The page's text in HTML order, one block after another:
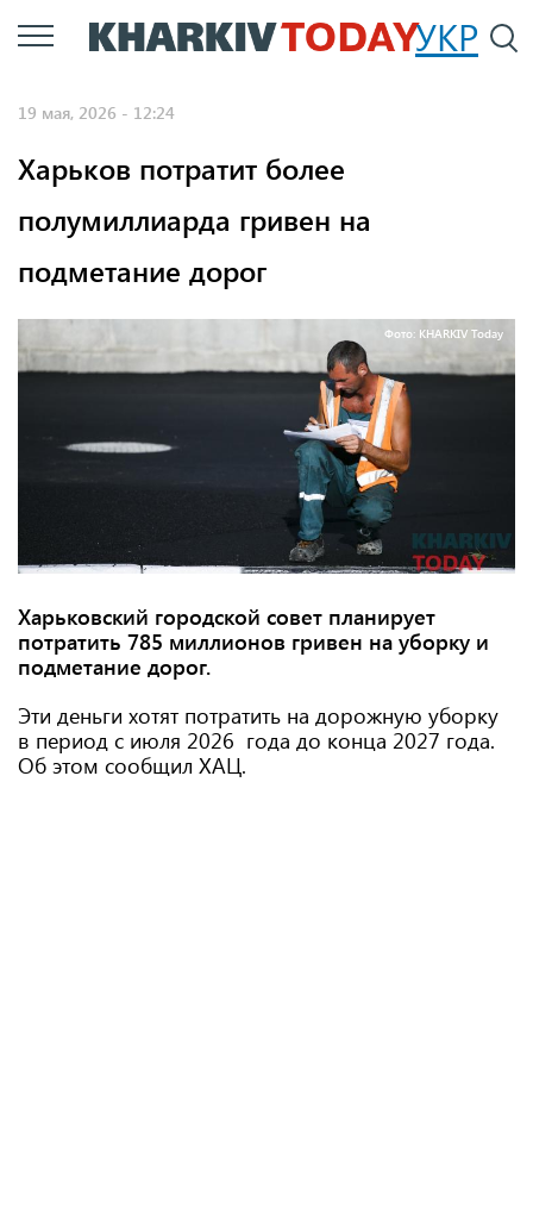
Перейти
к
УКР
19 мая, 2026 - 12:24
Харьков потратит более
полумиллиарда гривен на
подметание дорог
Фото: KHARKIV Today
Харьковский городской совет планирует
потратить 785 миллионов гривен на уборку и
подметание дорог.
Эти деньги хотят потратить на дорожную уборку
в период с июля 2026 года до конца 2027 года.
Об этом сообщил ХАЦ.